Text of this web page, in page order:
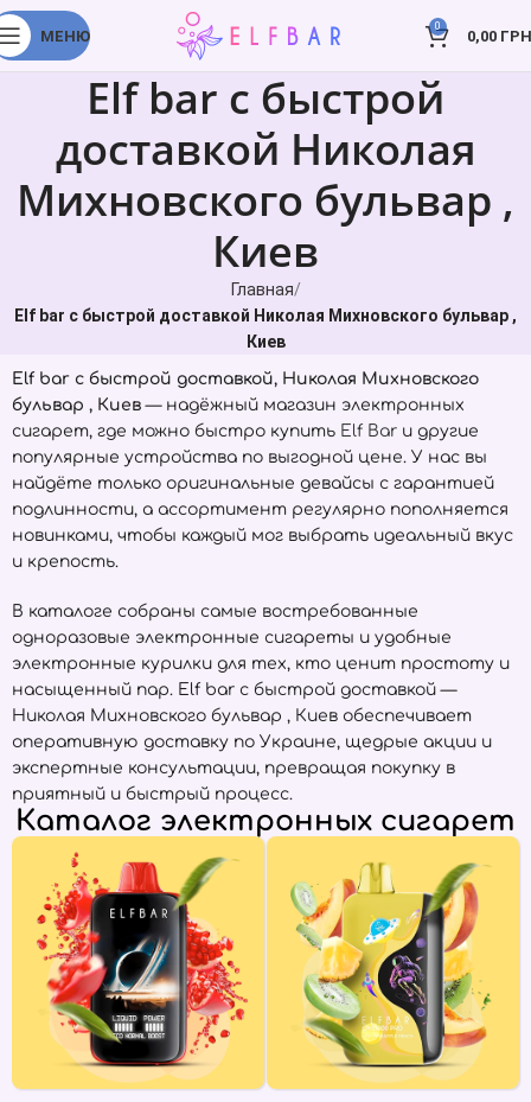
МЕНЮ
0
0,00
Elf bar с быстрой
доставкой Николая
Михновского бульвар ,
Киев
Главная
Elf bar с быстрой доставкой Николая Михновского бульвар ,
Киев
Elf bar с быстрой доставкой, Николая Михновского
бульвар , Киев — надёжный магазин электронных
сигарет, где можно быстро купить Elf Bar и другие
популярные устройства по выгодной цене. У нас вы
найдёте только оригинальные девайсы с гарантией
подлинности, а ассортимент регулярно пополняется
новинками, чтобы каждый мог выбрать идеальный вкус
и крепость.
В каталоге собраны самые востребованные
одноразовые электронные сигареты и удобные
электронные курилки для тех, кто ценит простоту и
насыщенный пар. Elf bar с быстрой доставкой —
Николая Михновского бульвар , Киев обеспечивает
оперативную доставку по Украине, щедрые акции и
экспертные консультации, превращая покупку в
приятный и быстрый процесс.
Каталог электронных сигарет